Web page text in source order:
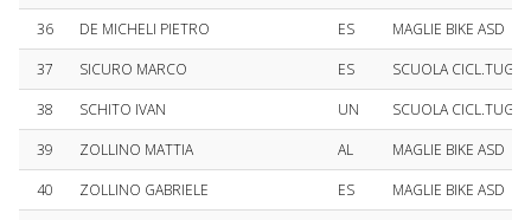
36
DE MICHELI PIETRO ES
MAGLIE BIKE ASD
37
SICURO MARCO ES
SCUOLA
38
SCHITO IVAN UN
SCUOLA
39
ZOLLINO MATTIA AL
MAGLIE BIKE ASD
40
ZOLLINO GABRIELE ES
MAGLIE BIKE ASD